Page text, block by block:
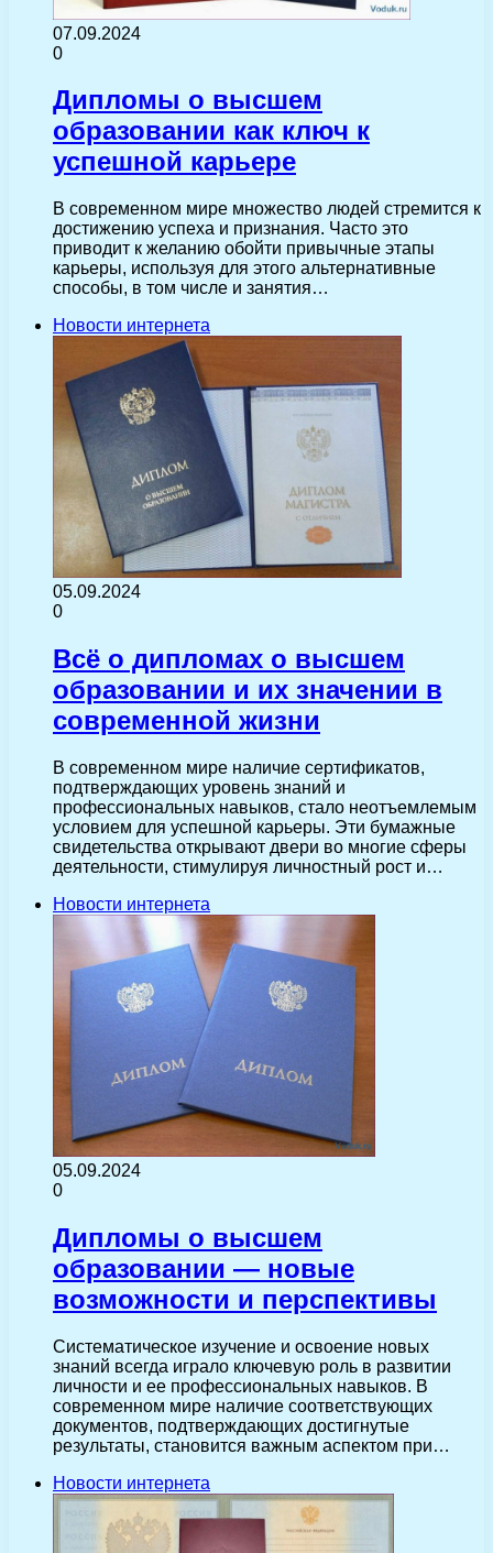
07.09.2024
0
Дипломы о высшем
образовании как ключ к
успешной карьере
В современном мире множество людей стремится к
достижению успеха и признания. Часто это
приводит к желанию обойти привычные этапы
карьеры, используя для этого альтернативные
способы, в том числе и занятия…
Новости интернета
05.09.2024
0
Всё о дипломах о высшем
образовании и их значении в
современной жизни
В современном мире наличие сертификатов,
подтверждающих уровень знаний и
профессиональных навыков, стало неотъемлемым
условием для успешной карьеры. Эти бумажные
свидетельства открывают двери во многие сферы
деятельности, стимулируя личностный рост и…
Новости интернета
05.09.2024
0
Дипломы о высшем
образовании — новые
возможности и перспективы
Систематическое изучение и освоение новых
знаний всегда играло ключевую роль в развитии
личности и ее профессиональных навыков. В
современном мире наличие соответствующих
документов, подтверждающих достигнутые
результаты, становится важным аспектом при…
Новости интернета